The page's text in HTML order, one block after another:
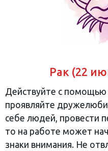
Рак (22
Действуйте с помощью
проявляйте
себе людей, провести
то на работе может
знаки внимания. Не